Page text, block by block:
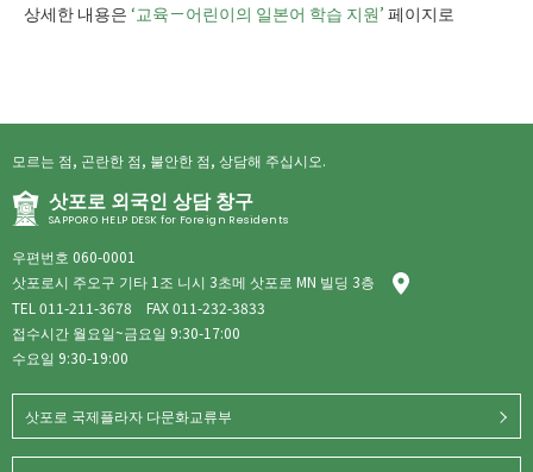
상세한 내용은 ‘교육－어린이의 일본어 학습 지원’ 페이지로
모르는 점, 곤란한 점, 불안한 점, 상담해 주십시오.
삿포로 외국인 상담 창구
SAPPORO HELP DESK for Foreign Residents
우편번호 060-0001
삿포로시 주오구 기타 1조 니시 3초메 삿포로 MN 빌딩 3층
TEL 011-211-3678 FAX 011-232-3833
접수시간 월요일~금요일 9:30-17:00
수요일 9:30-19:00
삿포로 국제플라자 다문화교류부